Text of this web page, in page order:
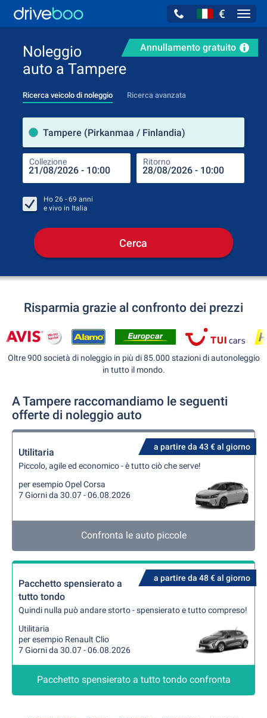
€
Annullamento gratuito
Noleggio
auto a Tampere
Ricerca veicolo di noleggio Ricerca avanzata
Tampere (Pirkanmaa / Finlandia)
Collezione Ritorno
Ho 26 - 69 anni
e vivo in Italia
Cerca
Risparmia grazie al confronto dei prezzi
Oltre 900 società di noleggio in più di 85.000 stazioni di autonoleggio
in tutto il mondo.
A Tampere raccomandiamo le seguenti
offerte di noleggio auto
a partire da 43 € al giorno
Utilitaria
Piccolo, agile ed economico - è tutto ciò che serve!
per esempio Opel Corsa
7 Giorni da 30.07 - 06.08.2026
Confronta le auto piccole
a partire da 48 € al giorno
Pacchetto spensierato a
tutto tondo
Quindi nulla può andare storto - spensierato e tutto compreso!
Utilitaria
per esempio Renault Clio
7 Giorni da 30.07 - 06.08.2026
Pacchetto spensierato a tutto tondo confronta